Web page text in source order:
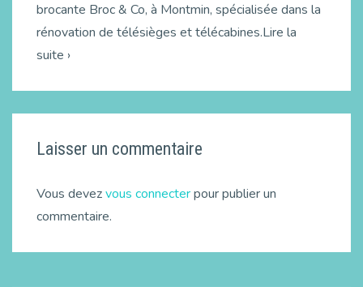
brocante Broc & Co, à Montmin, spécialisée dans la
rénovation de télésièges et télécabines.Lire la
suite ›
Laisser un commentaire
Vous devezvous connecterpour publier un
commentaire.